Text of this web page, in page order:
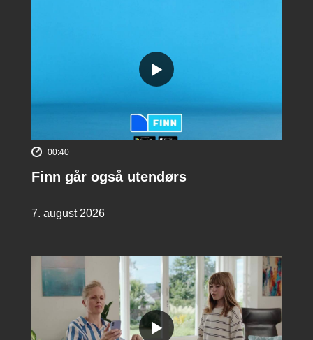
00:40
Finn går også utendørs
7. august 2026